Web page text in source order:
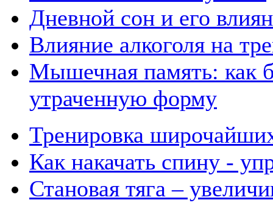
Дневной сон и его
Влияние алкоголя на
Мышечная память: как
утраченную форму
Тренировка
Как накачать спину -
Становая тяга –